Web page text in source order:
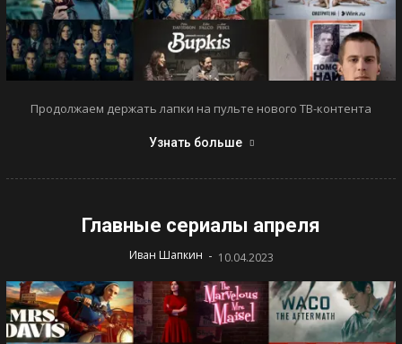
Продолжаем держать лапки на пульте нового ТВ-контента
Узнать больше
Главные сериалы апреля
Иван Шапкин - 10.04.2023